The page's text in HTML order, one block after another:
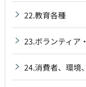
22.教育各種
23.ボランティア
24.消費者、環境